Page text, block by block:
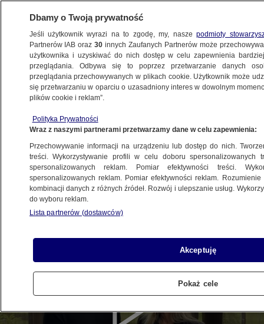
Dbamy o Twoją prywatność
Jeśli użytkownik wyrazi na to zgodę, my, naszepodmioty
Partnerów IAB oraz30 innych Zaufanych Partnerów może
użytkownika i uzyskiwać do nich dostęp w celu zapewnienia
przeglądania. Odbywa się to poprzez przetwarzanie danych
przeglądania przechowywanych w plikach cookie. Użytkownik może
się przetwarzaniu w oparciu o uzasadniony interes w dowolnym
plików cookie i reklam”.
Polityka Prywatności
Wraz z naszymi partnerami przetwarzamy dane w celu zapewnienia:
Przechowywanie informacji na urządzeniu lub dostęp do nich.
treści. Wykorzystywanie profili w celu doboru spersonalizowanych
spersonalizowanych reklam. Pomiar efektywności treści.
spersonalizowanych reklam. Pomiar efektywności reklam.
kombinacji danych z różnych źródeł. Rozwój i ulepszanie usług.
do wyboru reklam.
Lista partnerów (dostawców)
Akceptuję
Pokaż cele